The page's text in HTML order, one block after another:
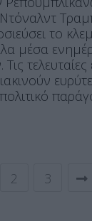
το
μέσα
Τις
2 3